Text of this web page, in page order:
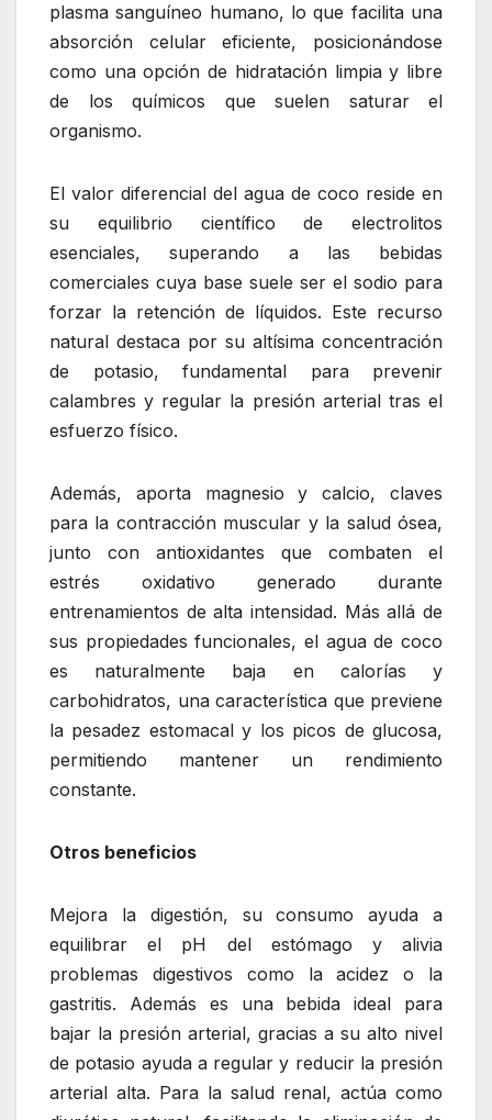
plasma sanguíneo humano, lo que facilita una
absorción celular eficiente, posicionándose
como una opción de hidratación limpia y libre
de los químicos que suelen saturar el
organismo.
El valor diferencial del agua de coco reside en
su equilibrio científico de electrolitos
esenciales, superando a las bebidas
comerciales cuya base suele ser el sodio para
forzar la retención de líquidos. Este recurso
natural destaca por su altísima concentración
de potasio, fundamental para prevenir
calambres y regular la presión arterial tras el
esfuerzo físico.
Además, aporta magnesio y calcio, claves
para la contracción muscular y la salud ósea,
junto con antioxidantes que combaten el
estrés oxidativo generado durante
entrenamientos de alta intensidad. Más allá de
sus propiedades funcionales, el agua de coco
es naturalmente baja en calorías y
carbohidratos, una característica que previene
la pesadez estomacal y los picos de glucosa,
permitiendo mantener un rendimiento
constante.
Otros beneficios
Mejora la digestión, su consumo ayuda a
equilibrar el pH del estómago y alivia
problemas digestivos como la acidez o la
gastritis. Además es una bebida ideal para
bajar la presión arterial, gracias a su alto nivel
de potasio ayuda a regular y reducir la presión
arterial alta. Para la salud renal, actúa como